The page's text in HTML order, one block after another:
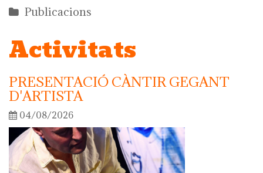
Publicacions
Activitats
PRESENTACIÓ CÀNTIR GEGANT
D'ARTISTA
04/08/2026